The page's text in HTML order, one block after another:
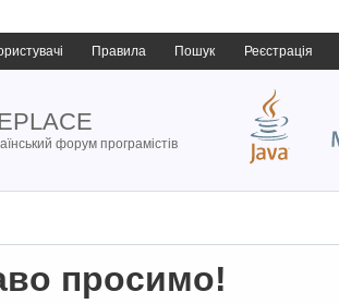
Правила Пошук Реєстрація
форум програмістів
просимо!